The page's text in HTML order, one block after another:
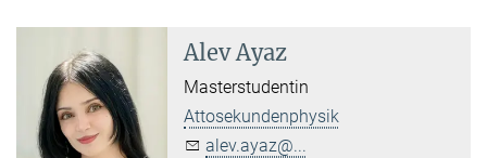
Alev Ayaz
Masterstudentin
Attosekundenphysik
alev.ayaz@...